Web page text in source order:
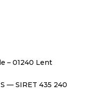
– 01240 Lent
— SIRET 435 240